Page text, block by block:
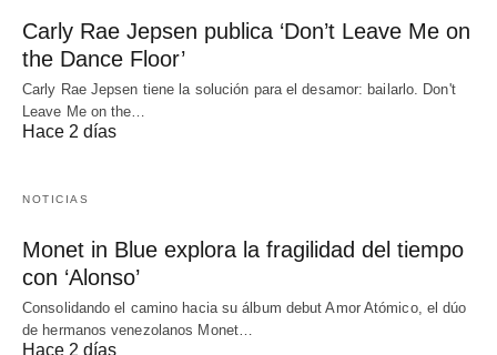
Carly Rae Jepsen publica ‘Don’t Leave Me on
the Dance Floor’
Carly Rae Jepsen tiene la solución para el desamor: bailarlo. Don't
Leave Me on the…
Hace 2 días
NOTICIAS
Monet in Blue explora la fragilidad del tiempo
con ‘Alonso’
Consolidando el camino hacia su álbum debut Amor Atómico, el dúo
de hermanos venezolanos Monet…
Hace 2 días